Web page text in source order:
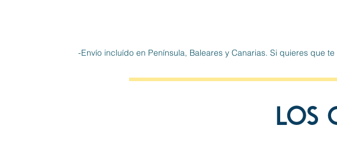
-Envío incluído en Península, Baleares y Canarias. Si quieres que
los